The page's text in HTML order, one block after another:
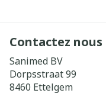
Contactez nous
Sanimed BV
Dorpsstraat 99
8460 Ettelgem